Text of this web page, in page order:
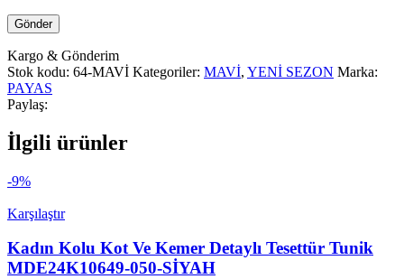
Kargo & Gönderim
Stok kodu: 64-MAVİ Kategoriler: MAVİ, YENİ SEZON Marka:
PAYAS
Paylaş:
İlgili ürünler
-9%
Karşılaştır
Kadın Kolu Kot Ve Kemer Detaylı Tesettür Tunik
MDE24K10649-050-SİYAH